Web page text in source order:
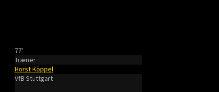
77'
Træner
Horst Köppel
VfB Stuttgart